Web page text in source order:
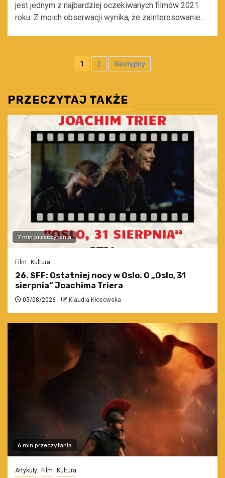
jest jednym z najbardziej oczekiwanych filmów 2021
roku. Z moich obserwacji wynika, że zainteresowanie...
Stronicowanie
1 2 Następny
PRZECZYTAJ TAKŻE
7 min przeczytania
Film Kultura
26. SFF: Ostatniej nocy w Oslo. O „Oslo, 31
sierpnia” Joachima Triera
05/08/2026 Klaudia Kłosowska
6 min przeczytania
Artykuły Film Kultura